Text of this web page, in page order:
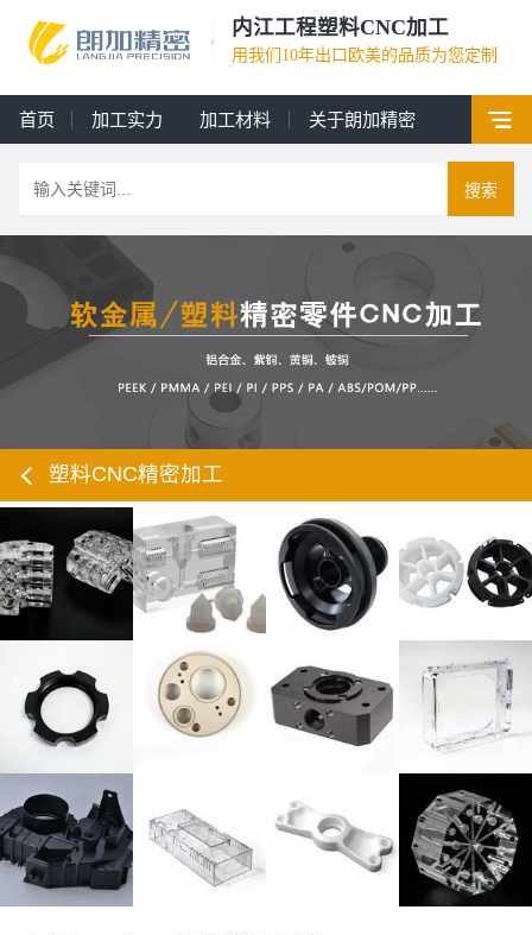
内江工程塑料CNC加工
用我们10年出口欧美的品质为您定制
首页 加工实力 加工材料 关于朗加精密
搜索
塑料CNC精密加工